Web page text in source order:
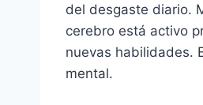
del desgaste diario.
cerebro está activo
nuevas habilidades.
mental.